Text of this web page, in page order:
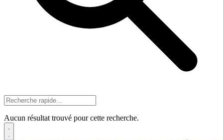
Aucun résultat trouvé pour cette recherche.